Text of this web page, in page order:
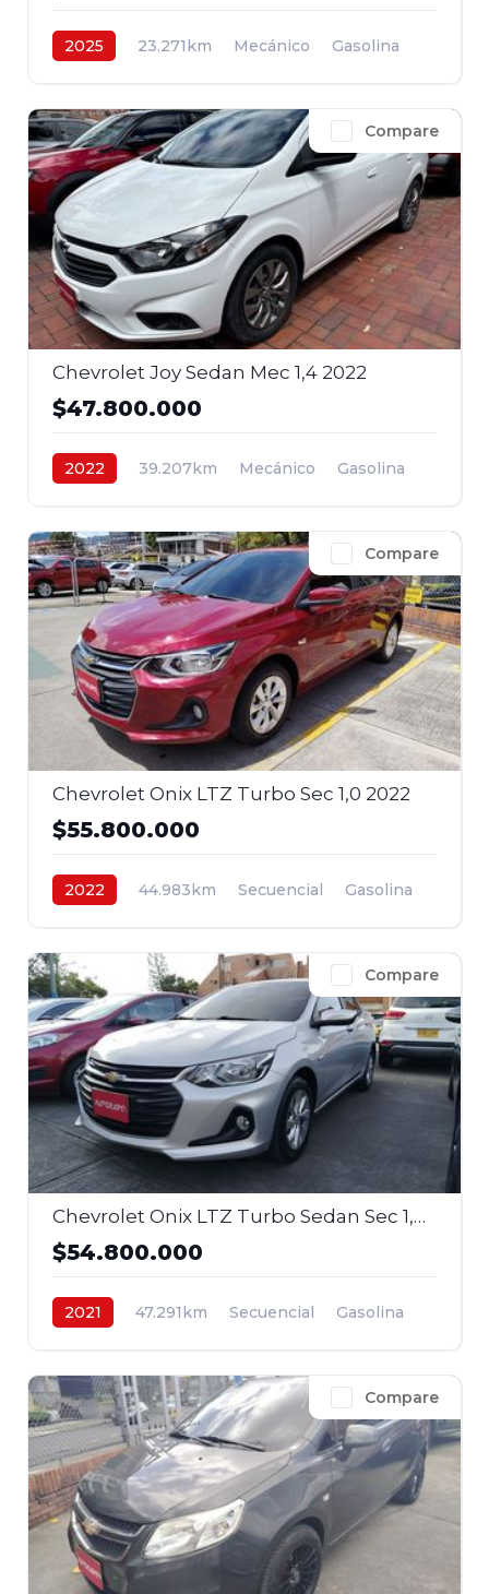
2025 23.271km Mecánico
Gasolina
Compare
Chevrolet Joy Sedan Mec 1,4 2022
$47.800.000
2022 39.207km Mecánico
Gasolina
Compare
Chevrolet Onix LTZ Turbo Sec 1,0 2022
$55.800.000
2022 44.983km Secuencial
Gasolina
Compare
Chevrolet Onix LTZ Turbo Sedan Sec 1,0 2021
$54.800.000
2021 47.291km Secuencial
Gasolina
Compare